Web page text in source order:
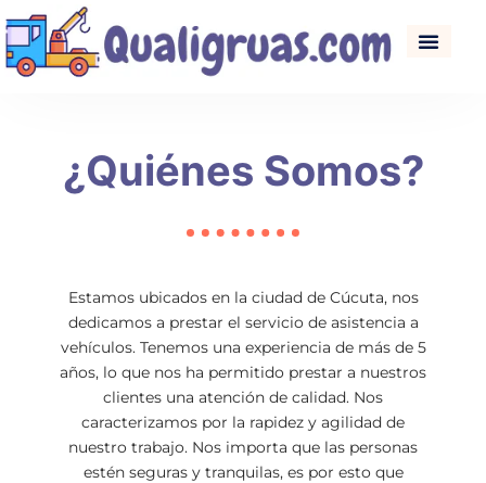
¿Quiénes Somos?
Estamos ubicados en la ciudad de Cúcuta, nos
dedicamos a prestar el servicio de asistencia a
vehículos. Tenemos una experiencia de más de 5
años, lo que nos ha permitido prestar a nuestros
clientes una atención de calidad. Nos
caracterizamos por la rapidez y agilidad de
nuestro trabajo. Nos importa que las personas
estén seguras y tranquilas, es por esto que